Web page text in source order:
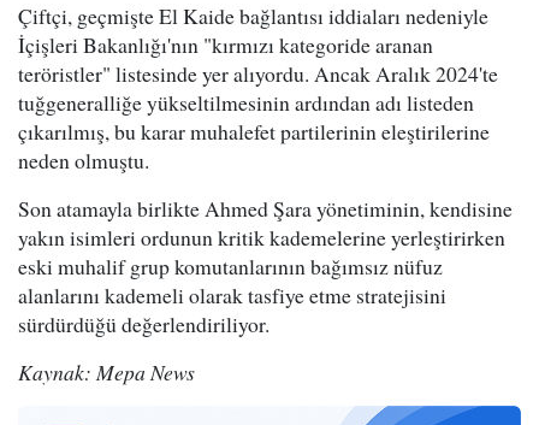
Çiftçi, geçmişte El Kaide bağlantısı iddiaları nedeniyle
İçişleri Bakanlığı'nın "kırmızı kategoride aranan
teröristler" listesinde yer alıyordu. Ancak Aralık 2024'te
tuğgeneralliğe yükseltilmesinin ardından adı listeden
çıkarılmış, bu karar muhalefet partilerinin eleştirilerine
neden olmuştu.
Son atamayla birlikte Ahmed Şara yönetiminin, kendisine
yakın isimleri ordunun kritik kademelerine yerleştirirken
eski muhalif grup komutanlarının bağımsız nüfuz
alanlarını kademeli olarak tasfiye etme stratejisini
sürdürdüğü değerlendiriliyor.
Kaynak: Mepa News